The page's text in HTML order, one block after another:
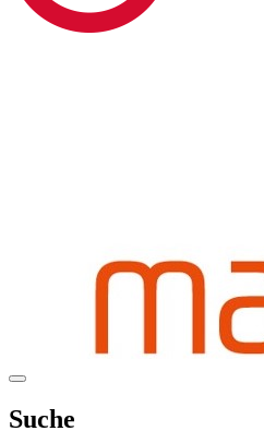
Suche